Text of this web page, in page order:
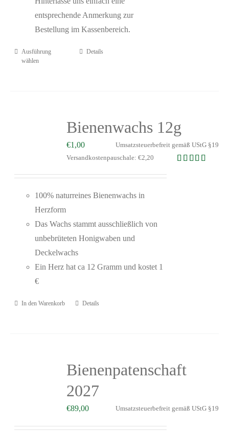
entsprechende Anmerkung zur
Bestellung im Kassenbereich.
Ausführung
wählen
Details
Bienenwachs 12g
€1,00
Umsatzsteuerbefreit gemäß UStG §19
Versandkostenpauschale: €2,20
100% naturreines Bienenwachs in
Herzform
Das Wachs stammt ausschließlich von
unbebrüteten Honigwaben und
Deckelwachs
Ein Herz hat ca 12 Gramm und kostet 1
€
In den Warenkorb Details
Bienenpatenschaft
2027
€89,00 Umsatzsteuerbefreit gemäß UStG §19